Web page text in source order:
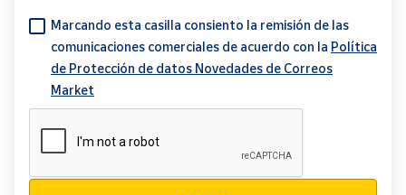
Marcando esta casilla consiento la remisión de las
comunicaciones comerciales de acuerdo con la Política
de Protección de datos Novedades de Correos
Market